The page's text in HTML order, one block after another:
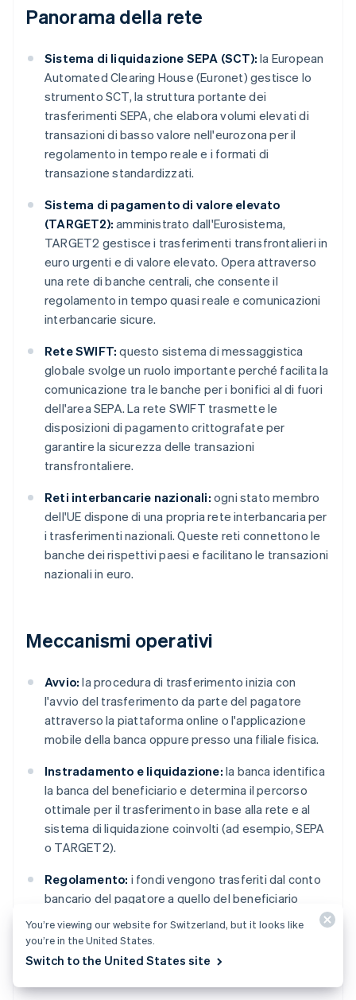
Panorama della rete
Sistema di liquidazione SEPA (SCT): la European
Automated Clearing House (Euronet) gestisce lo
strumento SCT, la struttura portante dei
trasferimenti SEPA, che elabora volumi elevati di
transazioni di basso valore nell'eurozona per il
regolamento in tempo reale e i formati di
transazione standardizzati.
Sistema di pagamento di valore elevato
(TARGET2): amministrato dall'Eurosistema,
TARGET2 gestisce i trasferimenti transfrontalieri in
euro urgenti e di valore elevato. Opera attraverso
una rete di banche centrali, che consente il
regolamento in tempo quasi reale e comunicazioni
interbancarie sicure.
Rete SWIFT: questo sistema di messaggistica
globale svolge un ruolo importante perché facilita la
comunicazione tra le banche per i bonifici al di fuori
dell'area SEPA. La rete SWIFT trasmette le
disposizioni di pagamento crittografate per
garantire la sicurezza delle transazioni
transfrontaliere.
Reti interbancarie nazionali: ogni stato membro
dell'UE dispone di una propria rete interbancaria per
i trasferimenti nazionali. Queste reti connettono le
banche dei rispettivi paesi e facilitano le transazioni
nazionali in euro.
Meccanismi operativi
Avvio: la procedura di trasferimento inizia con
l'avvio del trasferimento da parte del pagatore
attraverso la piattaforma online o l'applicazione
mobile della banca oppure presso una filiale fisica.
Instradamento e liquidazione: la banca identifica
la banca del beneficiario e determina il percorso
ottimale per il trasferimento in base alla rete e al
sistema di liquidazione coinvolti (ad esempio, SEPA
o TARGET2).
Regolamento: i fondi vengono trasferiti dal conto
bancario del pagatore a quello del beneficiario
attraverso la rete scelta. Il regolamento avviene in
tempo reale per i trasferimenti SEPA e TARGET2,
mentre per le altre reti le tempistiche possono
You’re viewing our website for Switzerland, but it looks like
you’re in the United States.
Switch to the United States site